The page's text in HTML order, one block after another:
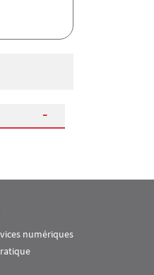
numériques